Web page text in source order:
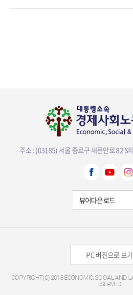
주소 : (03185) 서울 종로구 새문안로 82 S
뷰어다
PC 버전으로 보기
COPYRIGHT(C) 2018 ECONOMIC, SOCIAL AND
ESERVED.